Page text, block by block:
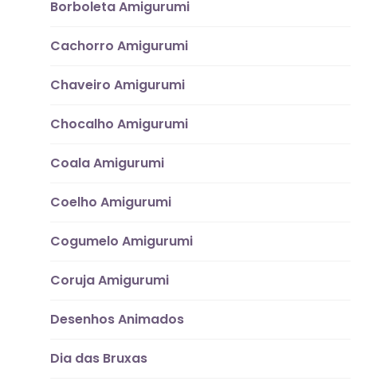
Borboleta Amigurumi
Cachorro Amigurumi
Chaveiro Amigurumi
Chocalho Amigurumi
Coala Amigurumi
Coelho Amigurumi
Cogumelo Amigurumi
Coruja Amigurumi
Desenhos Animados
Dia das Bruxas